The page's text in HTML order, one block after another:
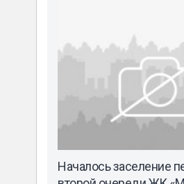
Началось заселение